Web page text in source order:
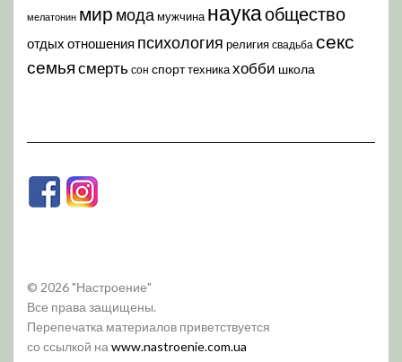
мелатонин мир модамужчина наукаобщество
отдых отношения психология религия свадьба секс
семья смерть сон спорттехникахобби школа
© 2026 "Настроение"
Все права защищены.
Перепечатка материалов приветствуется
со ссылкой на www.nastroenie.com.ua